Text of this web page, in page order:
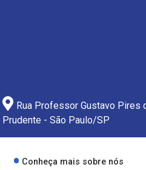
Rua Professor Gustavo Pires
Prudente - São Paulo/SP
Conheça mais sobre nós